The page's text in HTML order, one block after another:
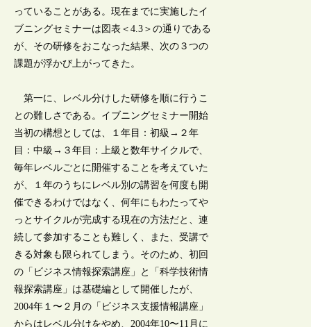
っていることがある。現在までに実施したイ
ブニングセミナーは図表＜4.3＞の通りである
が、その研修をおこなった結果、次の３つの
課題が浮かび上がってきた。
第一に、レベル分けした研修を順に行うこ
との難しさである。イブニングセミナー開始
当初の構想としては、１年目：初級→２年
目：中級→３年目：上級と数年サイクルで、
毎年レベルごとに開催することを考えていた
が、１年のうちにレベル別の講習を何度も開
催できるわけではなく、何年にもわたってや
っとサイクルが完成する現在の方法だと、連
続して参加することも難しく、また、受講で
きる対象も限られてしまう。そのため、初回
の「ビジネス情報探索講座」と「科学技術情
報探索講座」は基礎編として開催したが、
2004年１〜２月の「ビジネス支援情報講座」
からはレベル分けをやめ、2004年10〜11月に